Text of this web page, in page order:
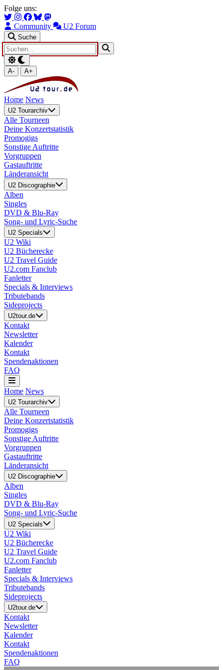
Zum Hauptinhalt springen
Zur Navigation springen
Folge uns:
Community U2 Forum
Suche
A- A+
Home News
U2 Tourarchiv
Alle Tourneen
Deine Konzertstatistik
Promogigs
Sonstige Auftritte
Vorgruppen
Gastauftritte
Länderansicht
U2 Discographie
Alben
Singles
DVD & Blu-Ray
Song- und Lyric-Suche
U2 Specials
U2 Wiki
U2 Bücherecke
U2 Travel Guide
U2.com Fanclub
Fanletter
Specials & Interviews
Tributebands
Sideprojects
U2tour.de
Kontakt
Newsletter
Kalender
Kontakt
Spendenaktionen
FAQ
Home News
U2 Tourarchiv
Alle Tourneen
Deine Konzertstatistik
Promogigs
Sonstige Auftritte
Vorgruppen
Gastauftritte
Länderansicht
U2 Discographie
Alben
Singles
DVD & Blu-Ray
Song- und Lyric-Suche
U2 Specials
U2 Wiki
U2 Bücherecke
U2 Travel Guide
U2.com Fanclub
Fanletter
Specials & Interviews
Tributebands
Sideprojects
U2tour.de
Kontakt
Newsletter
Kalender
Kontakt
Spendenaktionen
FAQ